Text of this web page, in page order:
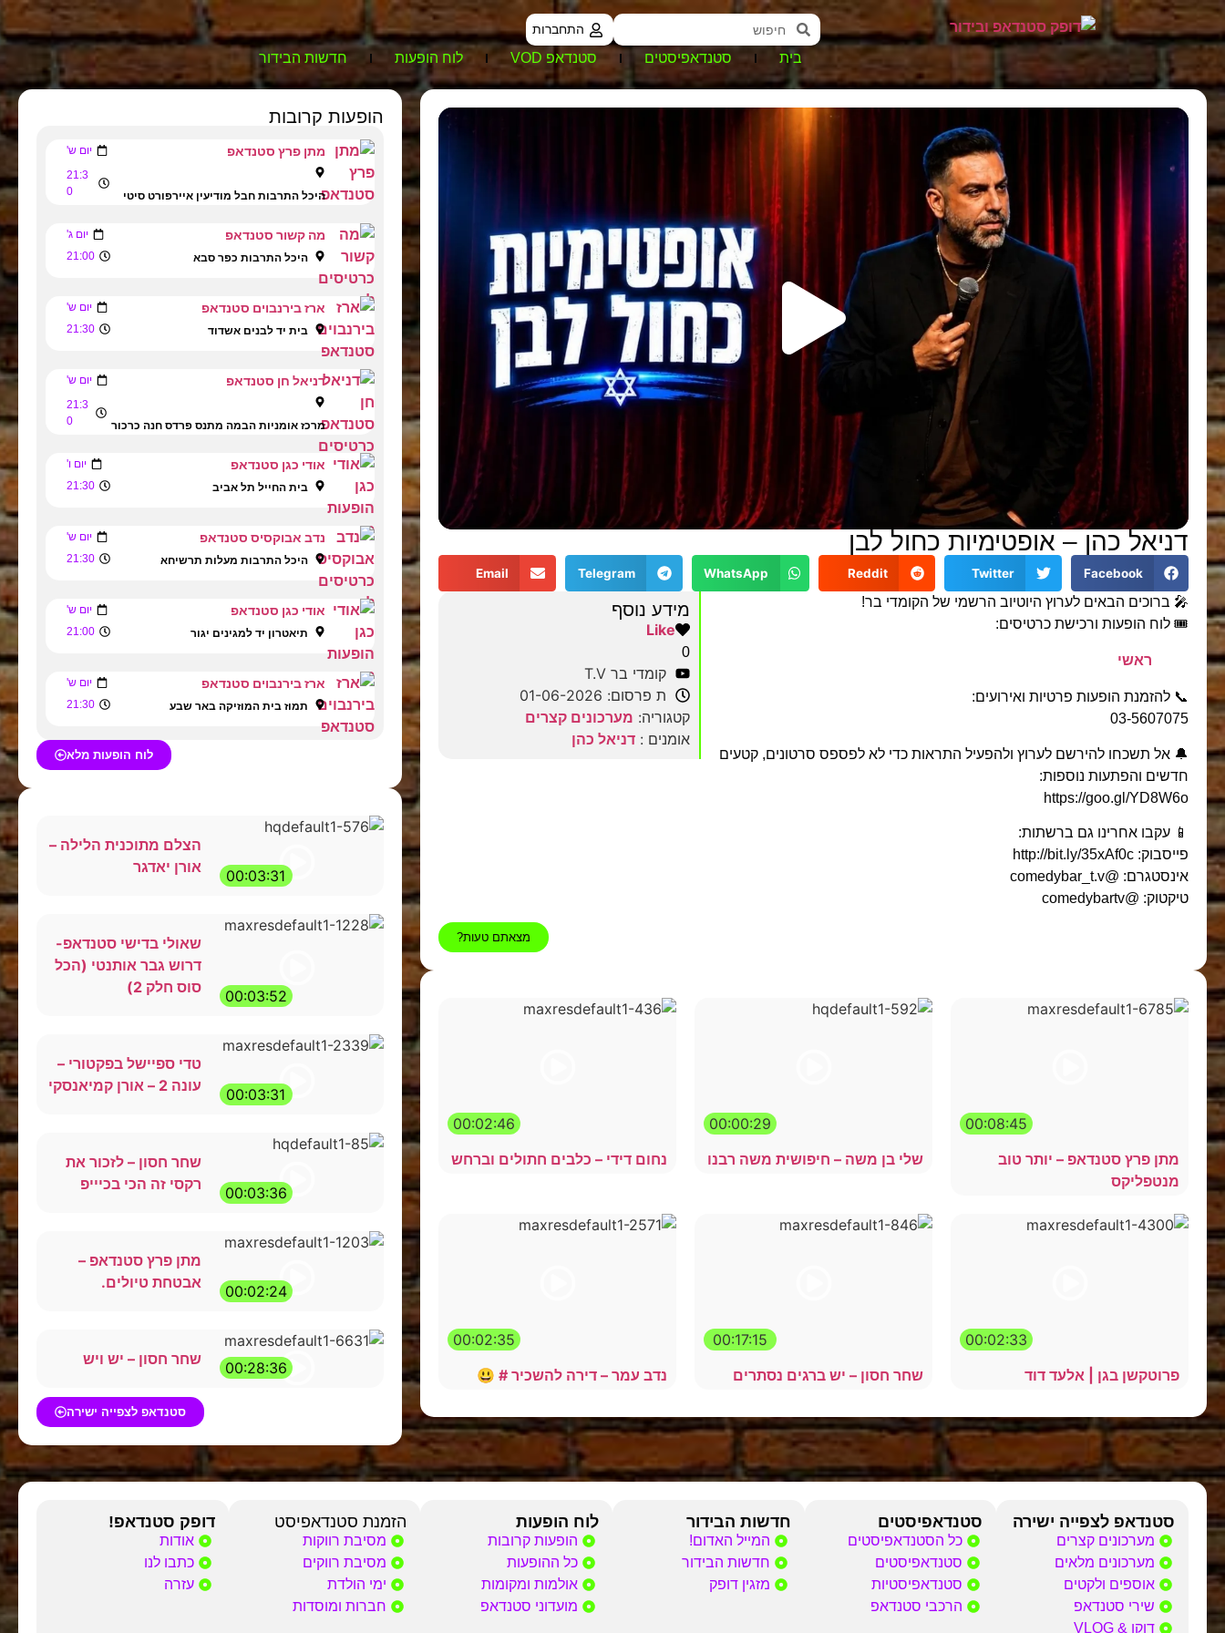
התחברות
בית סטנדאפיסטים סטנדאפ VOD לוח הופעות חדשות הבידור
דניאל כהן – אופטימיות כחול לבן
Facebook
Twitter
Reddit
WhatsApp
Telegram
Email
🎤 ברוכים הבאים לערוץ היוטיוב הרשמי של הקומדי בר!
🎟️ לוח הופעות ורכישת כרטיסים:
ראשי
📞 להזמנת הופעות פרטיות ואירועים:
03-5607075
🔔 אל תשכחו להירשם לערוץ ולהפעיל התראות כדי לא לפספס סרטונים, קטעים
חדשים והפתעות נוספות:
https://goo.gl/YD8W6o
📱 עקבו אחרינו גם ברשתות:
פייסבוק: http://bit.ly/35xAf0c
אינסטגרם: @comedybar_t.v
טיקטוק: @comedybartv
מידע נוסף
Like
0
קומדי בר T.V
ת פרסום: 01-06-2026
קטגוריה: מערכונים קצרים
אומנים : דניאל כהן
מצאתם טעות?
00:08:45
מתן פרץ סטנדאפ – יותר טוב
מנטפליקס
00:00:29
שלי בן משה – חיפושית משה רבנו
00:02:46
נחום דידי – כלבים חתולים וברחש
00:02:33
פרוטקשן בגן | אלעד דוד
00:17:15
שחר חסון – יש ברגים נסתרים
00:02:35
נדב עמר – דירה להשכיר # 😃
הופעות קרובות
מתן פרץ סטנדאפ יום ש'
היכל התרבות חבל מודיעין איירפורט סיטי
21:3
0
מה קשור סטנדאפ יום ג'
היכל התרבות כפר סבא 21:00
ארז בירנבוים סטנדאפ יום ש'
בית יד לבנים אשדוד 21:30
דניאל חן סטנדאפ יום ש'
מרכז אומניות הבמה מתנס פרדס חנה כרכור
21:3
0
אודי כגן סטנדאפ יום ו'
בית החייל תל אביב 21:30
נדב אבוקסיס סטנדאפ יום ש'
היכל התרבות מעלות תרשיחא 21:30
אודי כגן סטנדאפ יום ש'
תיאטרון יד למגינים יגור 21:00
ארז בירנבוים סטנדאפ יום ש'
תמוז בית המוזיקה באר שבע 21:30
לוח הופעות מלא
00:03:31
הצלם מתוכנית הלילה –
אורן יאדגר
00:03:52
שאולי בדישי סטנדאפ-
דרוש גבר אותנטי (הכל
סוס חלק 2)
00:03:31
טדי ספיישל בפקטורי –
עונה 2 – אורן קמיאנסקי
00:03:36
שחר חסון – לזכור את
רקסי זה הכי בכיייפ
00:02:24
מתן פרץ סטנדאפ –
אבטחת טיולים.
00:28:36 שחר חסון – יש ויש
סטנדאפ לצפייה ישירה
סטנדאפ לצפייה ישירה
מערכונים קצרים
מערכונים מלאים
אוספים ולקטים
שירי סטנדאפ
דוקו & VLOG
סטנדאפיסטים
כל הסטנדאפיסטים
סטנדאפיסטים
סטנדאפיסטיות
הרכבי סטנדאפ
חדשות הבידור
המייל האדום!
חדשות הבידור
מזגין דופק
לוח הופעות
הופעות קרובות
כל ההופעות
אולמות ומקומות
מועדוני סטנדאפ
הזמנת סטנדאפיסט
מסיבת רווקות
מסיבת רווקים
ימי הולדת
חברות ומוסדות
דופק סטנדאפ!
אודות
כתבו לנו
עזרה